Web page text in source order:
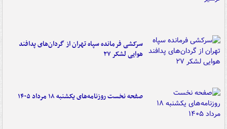
سرکشی فرمانده سپاه تهران از گردان‌های پدافند
هوایی لشکر ۲۷
صفحه نخست روزنامه‌های یکشنبه ۱۸ مرداد ۱۴۰۵